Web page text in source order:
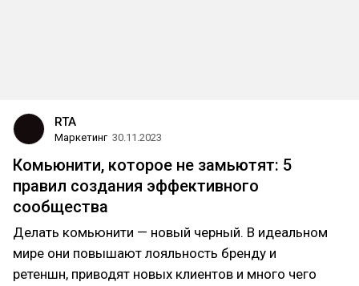
RTA
Маркетинг 30.11.2023
Комьюнити, которое не замьютят: 5
правил создания эффективного
сообщества
Делать комьюнити — новый черный. В идеальном
мире они повышают лояльность бренду и
ретеншн, приводят новых клиентов и много чего